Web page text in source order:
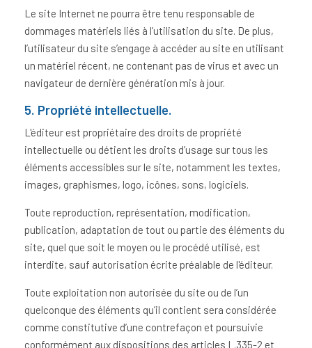
Le site Internet ne pourra être tenu responsable de
dommages matériels liés à l’utilisation du site. De plus,
l’utilisateur du site s’engage à accéder au site en utilisant
un matériel récent, ne contenant pas de virus et avec un
navigateur de dernière génération mis à jour.
5. Propriété intellectuelle.
L'éditeur est propriétaire des droits de propriété
intellectuelle ou détient les droits d’usage sur tous les
éléments accessibles sur le site, notamment les textes,
images, graphismes, logo, icônes, sons, logiciels.
Toute reproduction, représentation, modification,
publication, adaptation de tout ou partie des éléments du
site, quel que soit le moyen ou le procédé utilisé, est
interdite, sauf autorisation écrite préalable de l'éditeur.
Toute exploitation non autorisée du site ou de l’un
quelconque des éléments qu’il contient sera considérée
comme constitutive d’une contrefaçon et poursuivie
conformément aux dispositions des articles L.335-2 et